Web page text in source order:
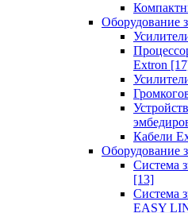
Оборудование
Extron
Кабели
Оборудование
Система
[13]
Система
EASY